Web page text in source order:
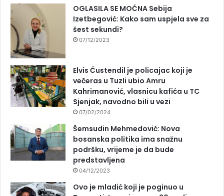
OGLASILA SE MOĆNA Sebija
Izetbegović: Kako sam uspjela sve za
šest sekundi?
07/12/2023
Elvis Ćustendil je policajac koji je
večeras u Tuzli ubio Amru
Kahrimanović, vlasnicu kafića u TC
Sjenjak, navodno bili u vezi
07/02/2024
Šemsudin Mehmedović: Nova
bosanska politika ima snažnu
podršku, vrijeme je da bude
predstavljena
04/12/2023
Ovo je mladić koji je poginuo u